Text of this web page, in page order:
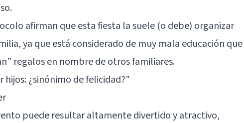
afirman que esta fiesta la suele (o debe) organizar
ya que está considerado de muy mala educación que
regalos en nombre de otros familiares.
hijos: ¿sinónimo de felicidad?"
puede resultar altamente divertido y atractivo,